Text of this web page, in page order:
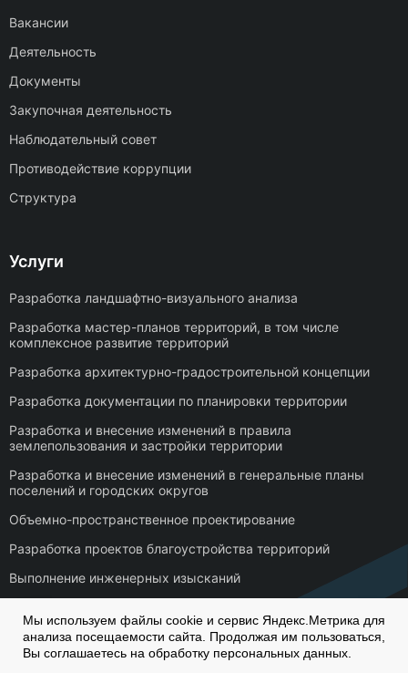
Вакансии
Деятельность
Документы
Закупочная деятельность
Наблюдательный совет
Противодействие коррупции
Структура
Услуги
Разработка ландшафтно-визуального анализа
Разработка мастер-планов территорий, в том числе
комплексное развитие территорий
Разработка архитектурно-градостроительной концепции
Разработка документации по планировки территории
Разработка и внесение изменений в правила
землепользования и застройки территории
Разработка и внесение изменений в генеральные планы
поселений и городских округов
Объемно-пространственное проектирование
Разработка проектов благоустройства территорий
Выполнение инженерных изысканий
Политика конфиденциальности
Мы используем файлы cookie и сервис Яндекс.Метрика для
анализа посещаемости сайта. Продолжая им пользоваться,
Вы соглашаетесь на обработку персональных данных.